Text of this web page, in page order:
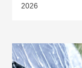
2026